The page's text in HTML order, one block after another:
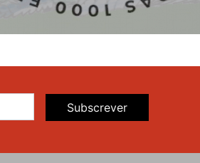
Subscrever